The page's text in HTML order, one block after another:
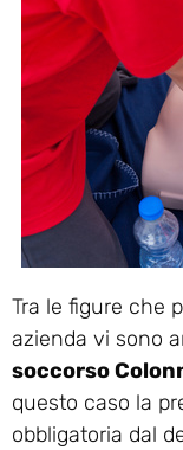
Tra le figure che
azienda vi sono
soccorso
questo caso la
obbligatoria dal